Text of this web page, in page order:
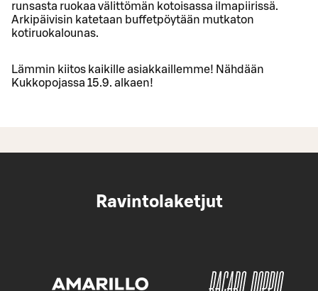
runsasta ruokaa välittömän kotoisassa ilmapiirissä.
Arkipäivisin katetaan buffetpöytään mutkaton
kotiruokalounas.
Lämmin kiitos kaikille asiakkaillemme! Nähdään
Kukkopojassa 15.9. alkaen!
Ravintolaketjut